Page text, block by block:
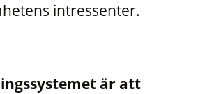
intressenter.
är att